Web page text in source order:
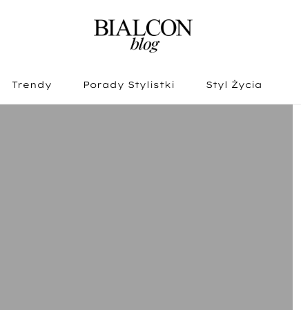
Trendy Porady Stylistki Styl Życia